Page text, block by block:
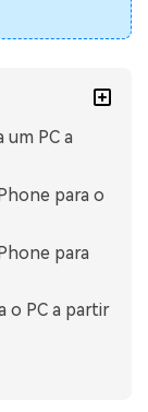
PC a
para o
para
o PC a partir